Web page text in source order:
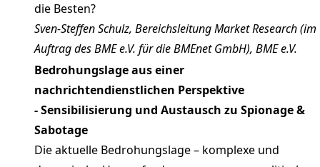
die Besten?
Sven-Steffen Schulz, Bereichsleitung Market Research (im
Auftrag des BME e.V. für die BMEnet GmbH), BME e.V.
Bedrohungslage aus einer
nachrichtendienstlichen Perspektive
- Sensibilisierung und Austausch zu Spionage &
Sabotage
Die aktuelle Bedrohungslage – komplexe und